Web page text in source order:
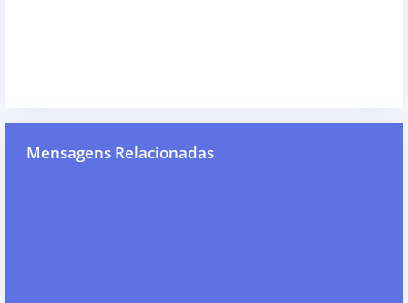
Mensagens Relacionadas